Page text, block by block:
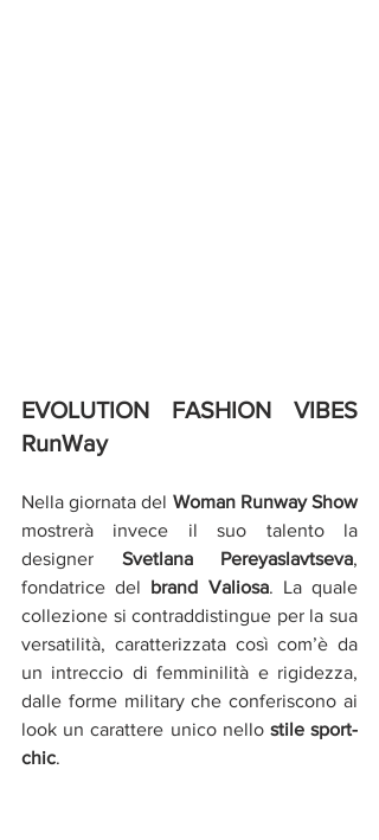
EVOLUTION FASHION VIBES
RunWay
Nella giornata del
mostrerà invece il suo talento la
designer Svetlana Pereyaslavtseva,
fondatrice del
brand Valiosa. La quale
collezione si contraddistingue per la sua
versatilità, caratterizzata così com’è da
un intreccio di femminilità e rigidezza,
dalle forme military che conferiscono ai
look un carattere unico nello stile sport-
chic.